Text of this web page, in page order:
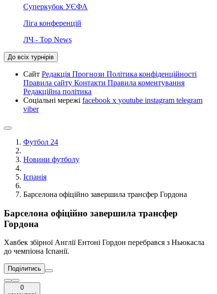
Суперкубок УЄФА
Ліга конференцій
ЛЧ - Top News
До всіх турнірів
Сайт Редакція Прогнози Політика конфіденційності
Правила сайту Контакти Правила коментування
Редакційна політика
Соціальні мережі facebook x youtube instagram telegram
viber
Футбол 24
Новини футболу
Іспанія
Барселона офіційно завершила трансфер Гордона
Барселона офіційно завершила трансфер
Гордона
Хавбек збірної Англії Ентоні Гордон перебрався з Ньюкасла
до чемпіона Іспанії.
Поділитись
0